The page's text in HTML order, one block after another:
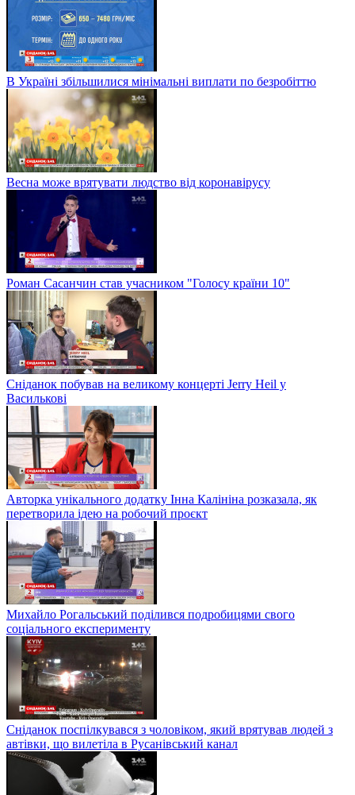
В Україні збільшилися мінімальні виплати по безробіттю
Весна може врятувати людство від коронавірусу
Роман Сасанчин став учасником "Голосу країни 10"
Сніданок побував на великому концерті Jerry Heil у
Василькові
Авторка унікального додатку Інна Калініна розказала, як
перетворила ідею на робочий проєкт
Михайло Рогальський поділився подробицями свого
соціального експерименту
Сніданок поспілкувався з чоловіком, який врятував людей з
автівки, що вилетіла в Русанівський канал